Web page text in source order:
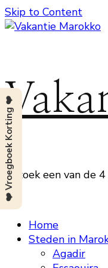
Skip to Content
Bezoek een van de
Home
Steden in
Agadir
❤️ Vroegboek Korting ❤️